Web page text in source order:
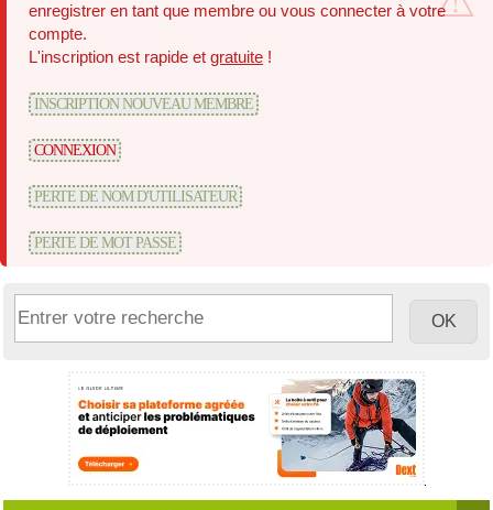
enregistrer en tant que membre ou vous connecter à votre
compte.
L'inscription est rapide et gratuite !
INSCRIPTION NOUVEAU MEMBRE
CONNEXION
PERTE DE NOM D'UTILISATEUR
PERTE DE MOT PASSE